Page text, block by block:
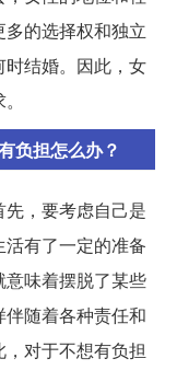
的选择权和独立
结婚。因此，女
负担怎么办？
，要考虑自己是
有了一定的准备
味着摆脱了某些
随着各种责任和
对于不想有负担